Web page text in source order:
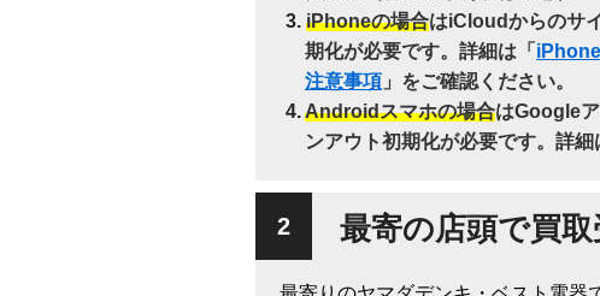
iPhoneの場合はiCloudからのサ
期化が必要です。詳細は「
注意事項 」をご確認ください。
Androidスマホの場合はGoogle
ンアウト初期化が必要です。詳細
最寄の店頭で買取